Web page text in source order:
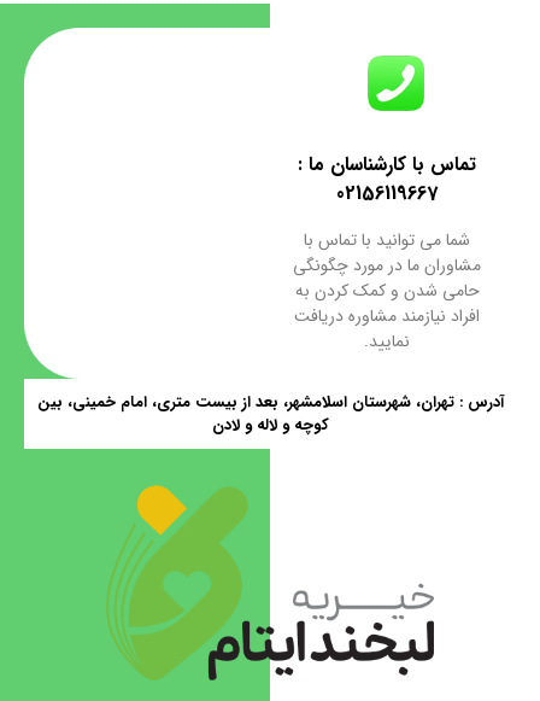
تماس با کارشناسان ما :
02156119667
شما می توانید با تماس با
مشاوران ما در مورد چگونگی
حامی شدن و کمک کردن به
افراد نیازمند مشاوره دریافت
نمایید.
آدرس : تهران، شهرستان اسلامشهر، بعد از بیست متری، امام خمینی، بین
کوچه و لاله و لادن